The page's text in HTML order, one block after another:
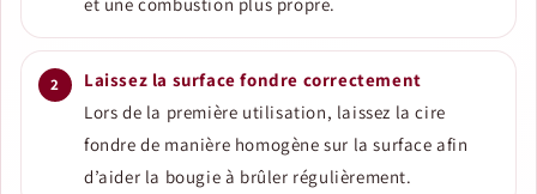
Laissez la surface fondre correctement
Lors de la première utilisation, laissez la cire
fondre de manière homogène sur la surface afin
d’aider la bougie à brûler régulièrement.